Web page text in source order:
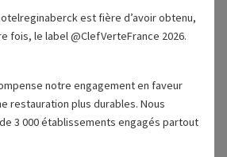
pour des réunions ou formations en petits
est fière d’avoir obtenu,
fois, le label @ClefVerteFrance 2026.
notre engagement en faveur
restauration plus durables. Nous
3 000 établissements engagés partout